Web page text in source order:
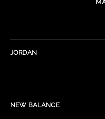
JORDAN
NEW BALANCE